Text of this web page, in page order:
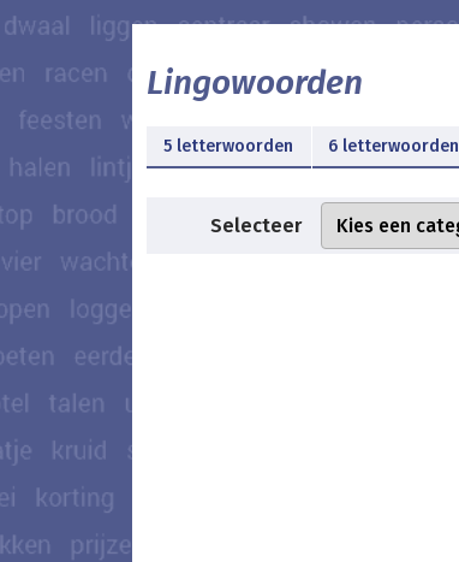
Lingowoorden
5 letterwoorden 6 letterwoorden
Selecteer